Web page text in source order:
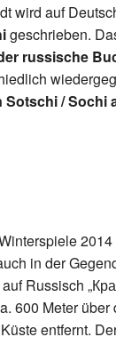
wird auf
geschrieben.
russische
Sotschi / Sochi
in der
Russisch
600 Meter
entfernt.